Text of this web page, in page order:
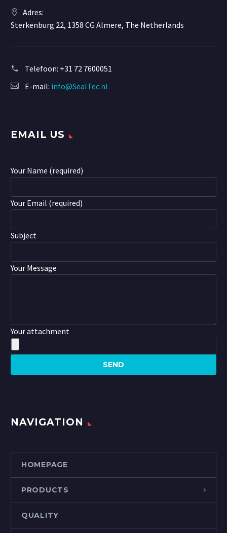
Adres:
Sterkenburg 22, 1358 CG Almere, The Netherlands
Telefoon: +31 72 7600051
E-mail: info@SealTec.nl
EMAIL US
Your Name (required)
Your Email (required)
Subject
Your Message
Your attachment
NAVIGATION
HOMEPAGE
PRODUCTS
QUALITY